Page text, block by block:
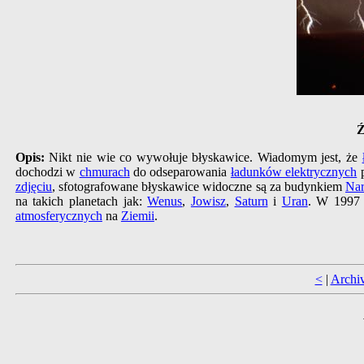
Opis:Nikt nie wie co wywołuje błyskawice. Wiadomym jest, że
dochodzi w chmurach do odseparowania ładunków elektrycznych
zdjęciu, sfotografowane błyskawice widoczne są za budynkiem
na takich planetach jak:Wenus, Jowisz, Saturn i Uran. W
atmosferycznych na Ziemii.
<|